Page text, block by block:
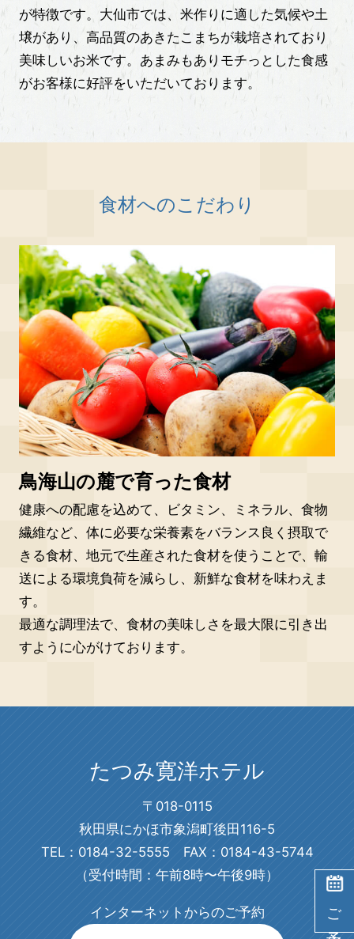
が特徴です。大仙市では、米作りに適した気候や土
壌があり、高品質のあきたこまちが栽培されており
美味しいお米です。あまみもありモチっとした食感
がお客様に好評をいただいております。
食材へのこだわり
鳥海山の麓で育った食材
健康への配慮を込めて、ビタミン、ミネラル、食物
繊維など、体に必要な栄養素をバランス良く摂取で
きる食材、地元で生産された食材を使うことで、輸
送による環境負荷を減らし、新鮮な食材を味わえま
す。
最適な調理法で、食材の美味しさを最大限に引き出
すように心がけております。
たつみ寛洋ホテル
〒018-0115
秋田県にかほ市象潟町後田116-5
TEL：0184-32-5555 FAX：0184-43-5744
（受付時間：午前8時〜午後9時）
インターネットからのご予約 ご予約